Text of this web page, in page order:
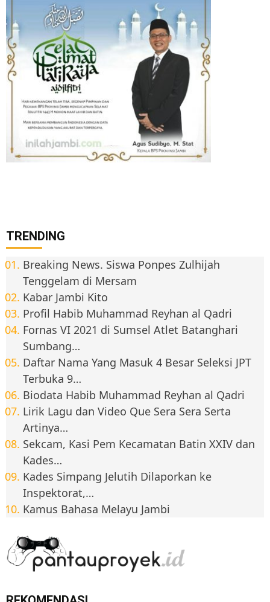
TRENDING
Breaking News. Siswa Ponpes Zulhijah
Tenggelam di Mersam
Kabar Jambi Kito
Profil Habib Muhammad Reyhan al Qadri
Fornas VI 2021 di Sumsel Atlet Batanghari
Sumbang…
Daftar Nama Yang Masuk 4 Besar Seleksi JPT
Terbuka 9…
Biodata Habib Muhammad Reyhan al Qadri
Lirik Lagu dan Video Que Sera Sera Serta
Artinya…
Sekcam, Kasi Pem Kecamatan Batin XXIV dan
Kades…
Kades Simpang Jelutih Dilaporkan ke
Inspektorat,…
Kamus Bahasa Melayu Jambi